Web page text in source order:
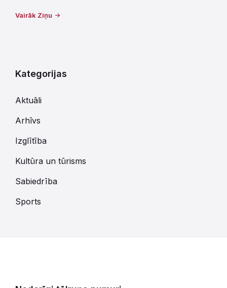
Vairāk Ziņu
Kategorijas
Aktuāli
Arhīvs
Izglītība
Kultūra un tūrisms
Sabiedrība
Sports